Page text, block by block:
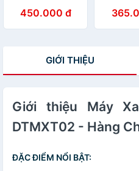
Đa Năng Cối Inox
450.000 đ
GIỚI THIỆU
Giới thiệu Máy
DTMXT02 - Hàng
ĐẶC ĐIỂM NỔI BẬT: